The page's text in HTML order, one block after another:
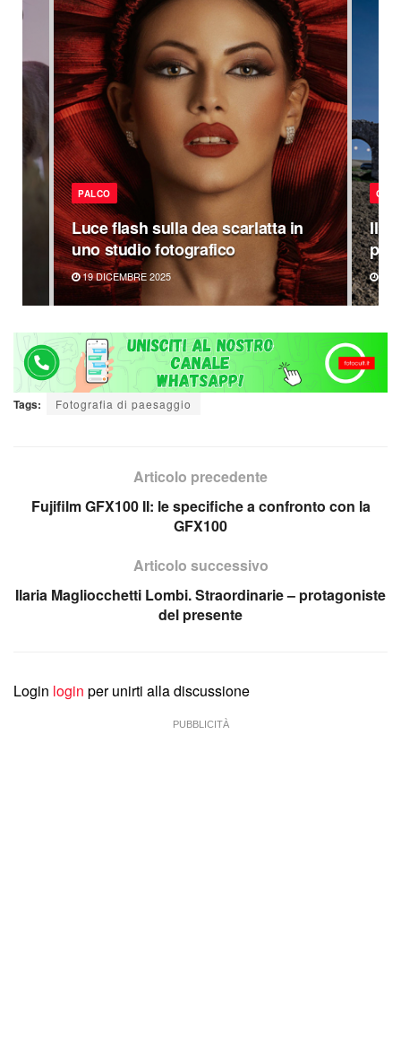
PALCO
Luce flash sulla dea scarlatta in
uno studio fotografico
19 DICEMBRE 2025
Il
20
Tags: Fotografia di paesaggio
Articolo precedente
Fujifilm GFX100 II: le specifiche a confronto con la
GFX100
Articolo successivo
Ilaria Magliocchetti Lombi. Straordinarie – protagoniste
del presente
Login login per unirti alla discussione
PUBBLICITÀ